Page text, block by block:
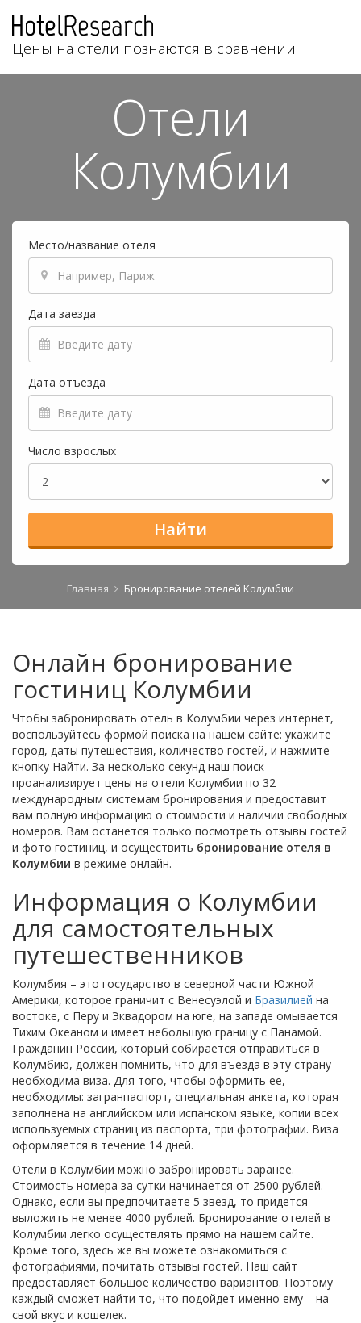
Цены на отели познаются в сравнении
Отели
Колумбии
Место/название отеля
Дата заезда
Дата отъезда
Число взрослых
Найти
Главная Бронирование отелей Колумбии
Онлайн бронирование
гостиниц Колумбии
Чтобы забронировать отель в Колумбии через интернет,
воспользуйтесь формой поиска на нашем сайте: укажите
город, даты путешествия, количество гостей, и нажмите
кнопку Найти. За несколько секунд наш поиск
проанализирует цены на отели Колумбии по 32
международным системам бронирования и предоставит
вам полную информацию о стоимости и наличии свободных
номеров. Вам останется только посмотреть отзывы гостей
и фото гостиниц, и осуществить бронирование отеля в
Колумбии в режиме онлайн.
Информация о Колумбии
для самостоятельных
путешественников
Колумбия – это государство в северной части Южной
Америки, которое граничит с Венесуэлой и Бразилией на
востоке, с Перу и Эквадором на юге, на западе омывается
Тихим Океаном и имеет небольшую границу с Панамой.
Гражданин России, который собирается отправиться в
Колумбию, должен помнить, что для въезда в эту страну
необходима виза. Для того, чтобы оформить ее,
необходимы: загранпаспорт, специальная анкета, которая
заполнена на английском или испанском языке, копии всех
используемых страниц из паспорта, три фотографии. Виза
оформляется в течение 14 дней.
Отели в Колумбии можно забронировать заранее.
Стоимость номера за сутки начинается от 2500 рублей.
Однако, если вы предпочитаете 5 звезд, то придется
выложить не менее 4000 рублей. Бронирование отелей в
Колумбии легко осуществлять прямо на нашем сайте.
Кроме того, здесь же вы можете ознакомиться с
фотографиями, почитать отзывы гостей. Наш сайт
предоставляет большое количество вариантов. Поэтому
каждый сможет найти то, что подойдет именно ему – на
свой вкус и кошелек.